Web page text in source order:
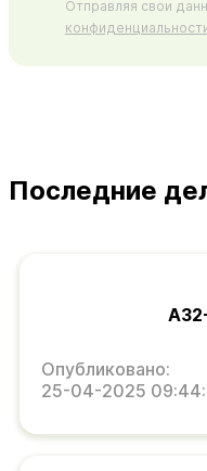
Отправляя свои
Последние
Опубликовано:
25-04-2025